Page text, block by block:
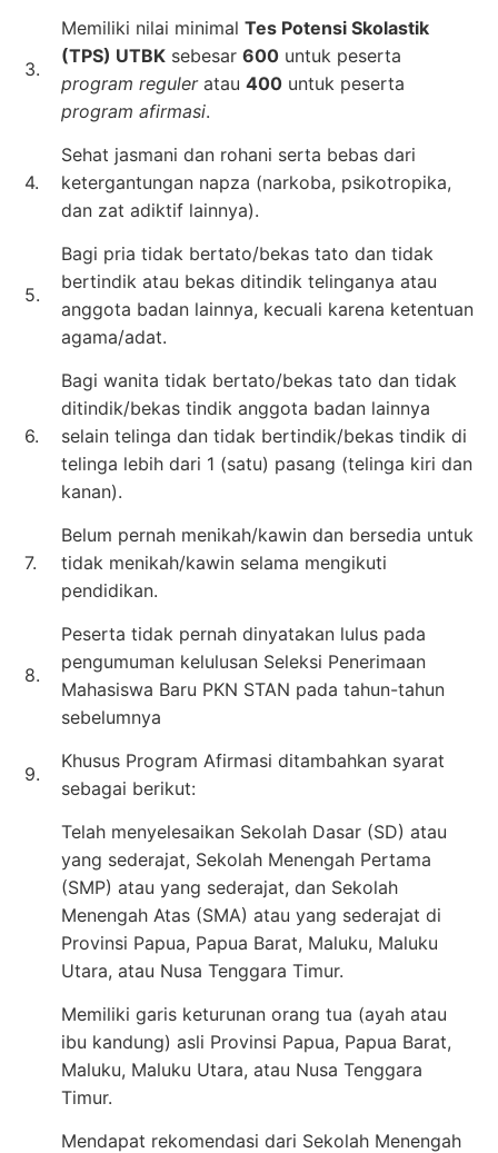
3.
Memiliki nilai minimal Tes Potensi Skolastik
(TPS) UTBK sebesar 600 untuk peserta
program reguleratau 400 untuk peserta
program afirmasi.
4.
Sehat jasmani dan rohani serta bebas dari
ketergantungan napza (narkoba, psikotropika,
dan zat adiktif lainnya).
5.
Bagi pria tidak bertato/bekas tato dan tidak
bertindik atau bekas ditindik telinganya atau
anggota badan lainnya, kecuali karena ketentuan
agama/adat.
6.
Bagi wanita tidak bertato/bekas tato dan tidak
ditindik/bekas tindik anggota badan lainnya
selain telinga dan tidak bertindik/bekas tindik di
telinga lebih dari 1 (satu) pasang (telinga kiri dan
kanan).
7.
Belum pernah menikah/kawin dan bersedia untuk
tidak menikah/kawin selama mengikuti
pendidikan.
8.
Peserta tidak pernah dinyatakan lulus pada
pengumuman kelulusan Seleksi Penerimaan
Mahasiswa Baru PKN STAN pada tahun-tahun
sebelumnya
9.
Khusus Program Afirmasi ditambahkan syarat
sebagai berikut:
Telah menyelesaikan Sekolah Dasar (SD) atau
yang sederajat, Sekolah Menengah Pertama
(SMP) atau yang sederajat, dan Sekolah
Menengah Atas (SMA) atau yang sederajat di
Provinsi Papua, Papua Barat, Maluku, Maluku
Utara, atau Nusa Tenggara Timur.
Memiliki garis keturunan orang tua (ayah atau
ibu kandung) asli Provinsi Papua, Papua Barat,
Maluku, Maluku Utara, atau Nusa Tenggara
Timur.
Mendapat rekomendasi dari Sekolah Menengah